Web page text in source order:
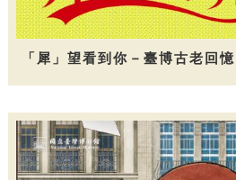
「犀」望看到你－臺博古老回